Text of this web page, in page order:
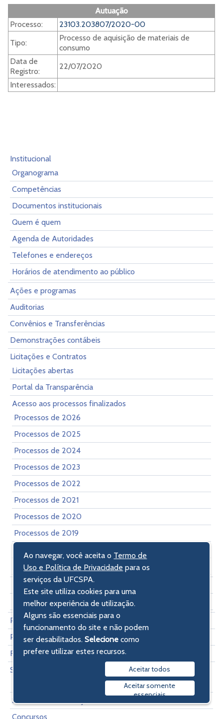
Autuação
Processo:
23103.203807/2020-00
Tipo:
Processo de aquisição de materiais de
consumo
Data de
Registro:
22/07/2020
Interessados:
Institucional
Organograma
Competências
Documentos institucionais
Quem é quem
Agenda de Autoridades
Telefones e endereços
Horários de atendimento ao público
Ações e programas
Auditorias
Convênios e Transferências
Demonstrações contábeis
Licitações e Contratos
Licitações abertas
Portal da Transparência
Acesso aos processos finalizados
Processos de 2026
Processos de 2025
Processos de 2024
Processos de 2023
Processos de 2022
Processos de 2021
Processos de 2020
Processos de 2019
Processos de 2017
Plano de Contratações Anual (PCA)
Pesquisa Pública SEI
Participação Social
Plano de Dados Abertos
Receitas e Despesas
Servidores
Salários e remunerações
Concursos
Ao navegar, você aceita o Termo de
Uso e Política de Privacidade para os
serviços da UFCSPA.
Este site utiliza cookies para uma
melhor experiência de utilização.
Alguns são essenciais para o
funcionamento do site e não podem
ser desabilitados.Selecionecomo
prefere utilizar estes recursos.
Aceitar todos
Aceitar somente
essenciais